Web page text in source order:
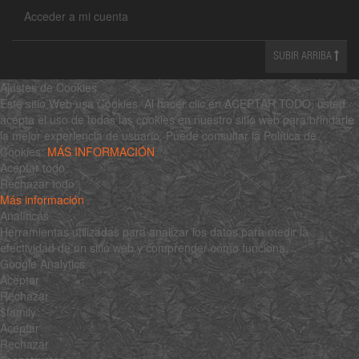
Acceder a mi cuenta
SUBIR ARRIBA
Ajustes de Cookies
Este sitio Web usa Cookies. Al hacer clic en ACEPTAR TODO, usted
acepta el uso de todas las cookies en nuestro sitio web para brindarle
la mejor experiencia de usuario. Puede consultar la Política de
Cookies:MÁS INFORMACIÓN
Aceptar todo
Rechazar todo
Más información
Analíticas
Herramientas utilizadas para analizar los datos para medir la
efectividad de un sitio web y comprender cómo funciona.
Google Analytics
Aceptar
Rechazar
$family
Aceptar
Rechazar